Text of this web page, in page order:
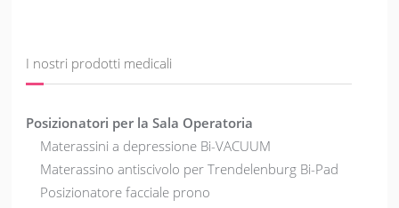
I nostri prodotti medicali
Posizionatori per la Sala Operatoria
Materassini a depressione Bi-VACUUM
Materassino antiscivolo per Trendelenburg Bi-Pad
Posizionatore facciale prono